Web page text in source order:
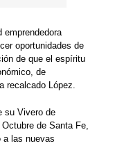
emprendedora
oportunidades de
de que el espíritu
de
recalcado López.
su Vivero de
de Santa Fe,
a las nuevas